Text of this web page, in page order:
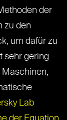
der
zu den
um dafür zu
sehr gering –
Lab